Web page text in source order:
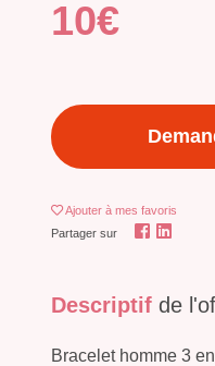
10€
Ajouter à mes favoris
Partager sur
Descriptif de
Bracelet homme 3